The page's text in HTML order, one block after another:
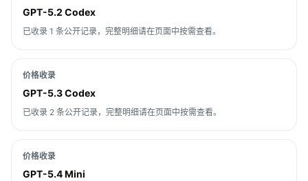
GPT-5.2 Codex
已收录 1 条公开记录，完整明细请在页面中按需查看。
价格收录
GPT-5.3 Codex
已收录 2 条公开记录，完整明细请在页面中按需查看。
价格收录
GPT-5.4 Mini